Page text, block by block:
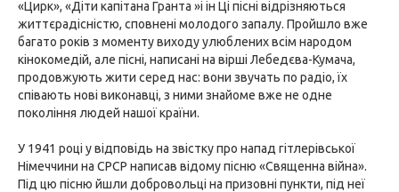
«Цирк», «Діти капітана Гранта »і ін Ці пісні відрізняються
життєрадісністю, сповнені молодого запалу. Пройшло вже
багато років з моменту виходу улюблених всім народом
кінокомедій, але пісні, написані на вірші Лебедєва-Кумача,
продовжують жити серед нас: вони звучать по радіо, їх
співають нові виконавці, з ними знайоме вже не одне
покоління людей нашої країни.
У 1941 році у відповідь на звістку про напад гітлерівської
Німеччини на СРСР написав відому пісню «Священна війна».
Під цю пісню йшли добровольці на призовні пункти, під неї